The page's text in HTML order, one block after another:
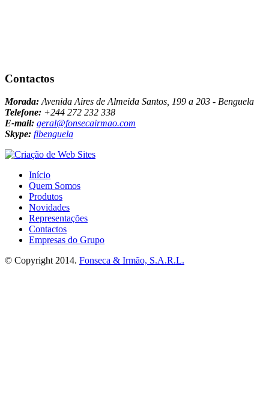
Contactos
Morada: Avenida Aires de Almeida Santos, 199 a 203 - Benguela
Telefone: +244 272 232 338
E-mail: geral@fonsecairmao.com
Skype: fibenguela
Início
Quem Somos
Produtos
Novidades
Representações
Contactos
Empresas do Grupo
© Copyright 2014. Fonseca & Irmão, S.A.R.L.